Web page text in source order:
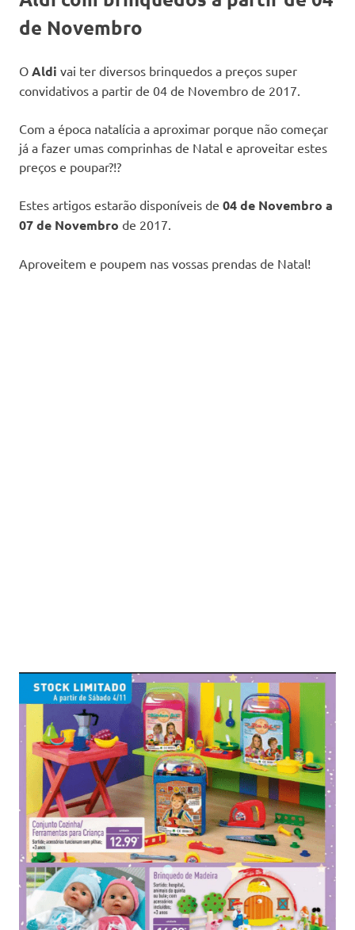
de Novembro
O Aldi vai ter diversos brinquedos a preços super
convidativos a partir de 04 de Novembro de 2017.
Com a época natalícia a aproximar porque não começar
já a fazer umas comprinhas de Natal e aproveitar estes
preços e poupar?!?
Estes artigos estarão disponíveis de 04 de Novembro a
07 de Novembro de 2017.
Aproveitem e poupem nas vossas prendas de Natal!